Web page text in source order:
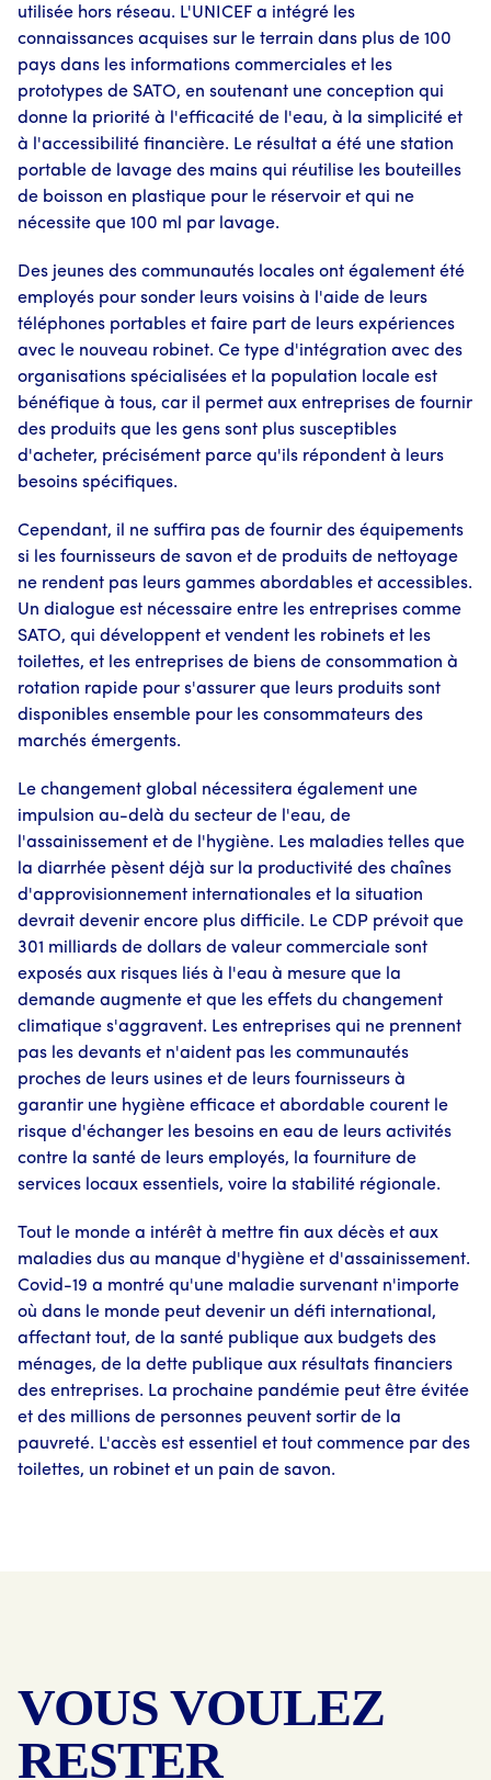
utilisée hors réseau. L'UNICEF a intégré les
connaissances acquises sur le terrain dans plus de 100
pays dans les informations commerciales et les
prototypes de SATO, en soutenant une conception qui
donne la priorité à l'efficacité de l'eau, à la simplicité et
à l'accessibilité financière. Le résultat a été une station
portable de lavage des mains qui réutilise les bouteilles
de boisson en plastique pour le réservoir et qui ne
nécessite que 100 ml par lavage.
Des jeunes des communautés locales ont également été
employés pour sonder leurs voisins à l'aide de leurs
téléphones portables et faire part de leurs expériences
avec le nouveau robinet. Ce type d'intégration avec des
organisations spécialisées et la population locale est
bénéfique à tous, car il permet aux entreprises de fournir
des produits que les gens sont plus susceptibles
d'acheter, précisément parce qu'ils répondent à leurs
besoins spécifiques.
Cependant, il ne suffira pas de fournir des équipements
si les fournisseurs de savon et de produits de nettoyage
ne rendent pas leurs gammes abordables et accessibles.
Un dialogue est nécessaire entre les entreprises comme
SATO, qui développent et vendent les robinets et les
toilettes, et les entreprises de biens de consommation à
rotation rapide pour s'assurer que leurs produits sont
disponibles ensemble pour les consommateurs des
marchés émergents.
Le changement global nécessitera également une
impulsion au-delà du secteur de l'eau, de
l'assainissement et de l'hygiène. Les maladies telles que
la diarrhée pèsent déjà sur la productivité des chaînes
d'approvisionnement internationales et la situation
devrait devenir encore plus difficile. Le CDP prévoit que
301 milliards de dollars de valeur commerciale sont
exposés aux risques liés à l'eau à mesure que la
demande augmente et que les effets du changement
climatique s'aggravent. Les entreprises qui ne prennent
pas les devants et n'aident pas les communautés
proches de leurs usines et de leurs fournisseurs à
garantir une hygiène efficace et abordable courent le
risque d'échanger les besoins en eau de leurs activités
contre la santé de leurs employés, la fourniture de
services locaux essentiels, voire la stabilité régionale.
Tout le monde a intérêt à mettre fin aux décès et aux
maladies dus au manque d'hygiène et d'assainissement.
Covid-19 a montré qu'une maladie survenant n'importe
où dans le monde peut devenir un défi international,
affectant tout, de la santé publique aux budgets des
ménages, de la dette publique aux résultats financiers
des entreprises. La prochaine pandémie peut être évitée
et des millions de personnes peuvent sortir de la
pauvreté. L'accès est essentiel et tout commence par des
toilettes, un robinet et un pain de savon.
VOUS VOULEZ
RESTER